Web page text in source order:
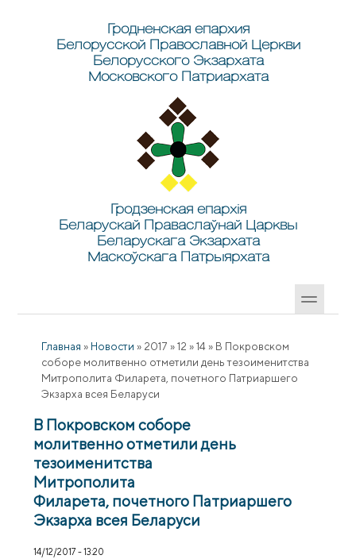
Гродненская епархия
Белорусской Православной Церкви
Белорусского Экзархата
Московского Патриархата
Гродзенская епархія
Беларускай Праваслаўнай Царквы
Беларускага Экзархата
Маскоўскага Патрыярхата
Главная » Новости » 2017 » 12 » 14 » В Покровском
соборе молитвенно отметили день тезоименитства
Митрополита Филарета, почетного Патриаршего
Экзарха всея Беларуси
В Покровском соборе
молитвенно отметили день
тезоименитства
Митрополита
Филарета, почетного Патриаршего
Экзарха всея Беларуси
14/12/2017 - 13:20